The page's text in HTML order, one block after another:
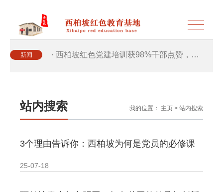
新闻 · 西柏坡红色党建培训获98%干部点赞，…
· 干部培训破解走过场 西柏坡红色教育…
· 2026年干部培训提质增效三大路径，揭…
· 2026年干部培训提质增效三大路径，揭…
站内搜索 我的位置： 主页 > 站内搜索
3个理由告诉你：西柏坡为何是党员的必修课
25-07-18